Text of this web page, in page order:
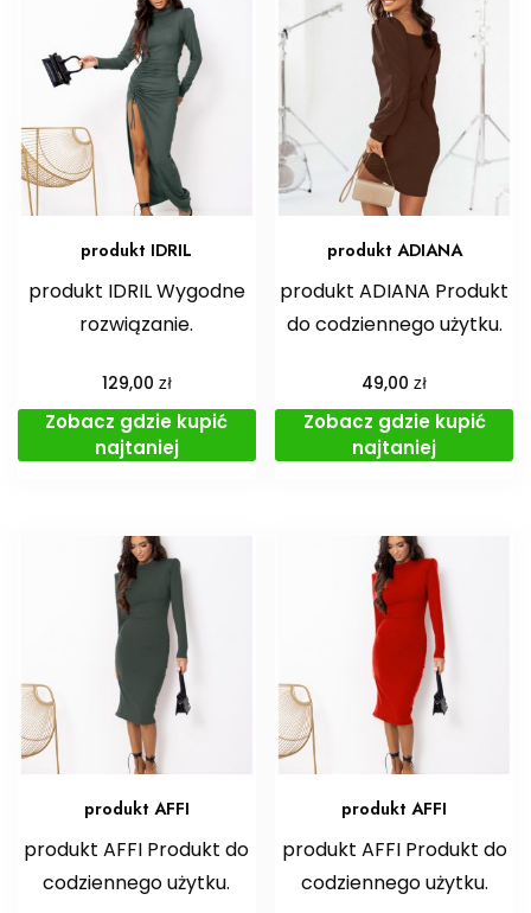
produkt IDRIL
produkt IDRIL Wygodne
rozwiązanie.
129,00 zł
Zobacz gdzie kupić
najtaniej
produkt ADIANA
produkt ADIANA Produkt
do codziennego użytku.
49,00zł
Zobacz gdzie kupić
najtaniej
produkt AFFI
produkt AFFI Produkt do
codziennego użytku.
produkt AFFI
produkt AFFI Produkt do
codziennego użytku.